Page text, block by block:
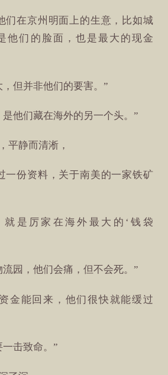
们在京州明面上的生意，比如城
他们的脸面，也是最大的现金
，但并非他们的要害。”
是他们藏在海外的另一个头。”
平静而清淅，
一份资料，关于南美的一家铁矿
就是厉家在海外最大的‘钱袋
流园，他们会痛，但不会死。”
金能回来，他们很快就能缓过
击致命。”